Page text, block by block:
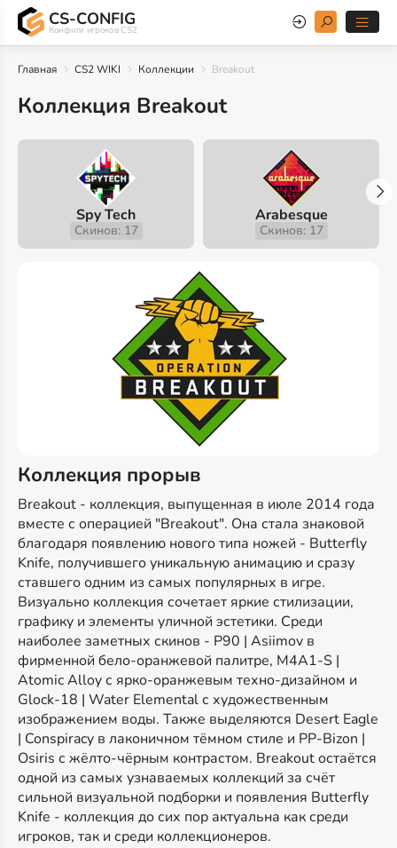
CS-CONFIG
Конфиги игроков CS2
Главная CS2 WIKI Коллекции Breakout
Коллекция Breakout
Spy Tech
Скинов: 17
Arabesque
Скинов: 17
Коллекция прорыв
Breakout - коллекция, выпущенная в июле 2014 года
вместе с операцией "Breakout". Она стала знаковой
благодаря появлению нового типа ножей - Butterfly
Knife, получившего уникальную анимацию и сразу
ставшего одним из самых популярных в игре.
Визуально коллекция сочетает яркие стилизации,
графику и элементы уличной эстетики. Среди
наиболее заметных скинов - P90 | Asiimov в
фирменной бело-оранжевой палитре, M4A1-S |
Atomic Alloy с ярко-оранжевым техно-дизайном и
Glock-18 | Water Elemental с художественным
изображением воды. Также выделяются Desert Eagle
| Conspiracy в лаконичном тёмном стиле и PP-Bizon |
Osiris с жёлто-чёрным контрастом. Breakout остаётся
одной из самых узнаваемых коллекций за счёт
сильной визуальной подборки и появления Butterfly
Knife - коллекция до сих пор актуальна как среди
игроков, так и среди коллекционеров.